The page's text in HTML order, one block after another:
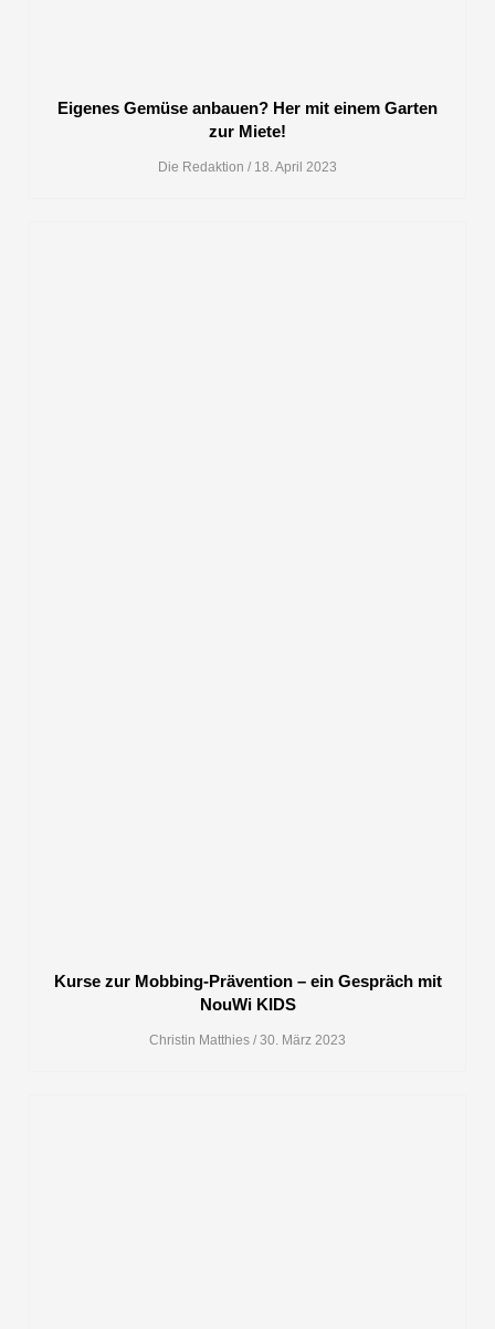
Eigenes Gemüse anbauen? Her mit einem Garten
zur Miete!
Die Redaktion 18. April 2023
Kurse zur Mobbing-Prävention – ein Gespräch mit
NouWi KIDS
Christin Matthies 30. März 2023